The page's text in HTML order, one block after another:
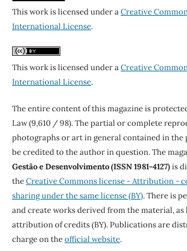
This work is licensed under aCreative
International License.
This work is licensed under aCreative
International License.
The entire content of this magazine is
Law (9,610 / 98). The partial or complete
photographs or art in general contained in
be credited to the author in question. The
Gestão e Desenvolvimento (ISSN 1981-4127)is
theCreative Commons license - Attribution -
sharing under the same license (BY). There is
and create works derived from the material, as
attribution of credits (BY). Publications are
charge on theofficial website.